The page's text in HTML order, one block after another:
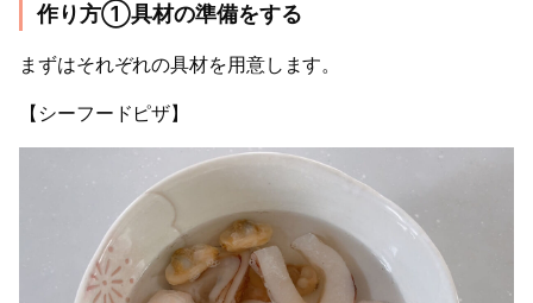
作り方①具材の準備をする
まずはそれぞれの具材を用意します。
【シーフードピザ】